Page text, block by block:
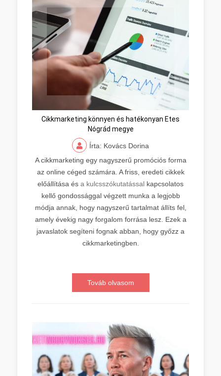
Cikkmarketing könnyen és hatékonyan Etes
Nógrád megye
Írta: Kovács Dorina
A cikkmarketing egy nagyszerű promóciós forma
az online céged számára. A friss, eredeti cikkek
előállítása és a kulcsszókutatással kapcsolatos
kellő gondossággal végzett munka a legjobb
módja annak, hogy nagyszerű tartalmat állíts fel,
amely évekig nagy forgalom forrása lesz. Ezek a
javaslatok segíteni fognak abban, hogy győzz a
cikkmarketingben.
Továb olvasom